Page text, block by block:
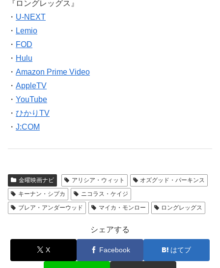
『ロングレッグス』
・ U-NEXT
・ Lemio
・ FOD
・ Hulu
・ Amazon Prime Video
・ AppleTV
・ YouTube
・ ひかりTV
・ J:COM
金曜映画ナビ アリシア・ウィット
オズグッド・パーキンス
キーナン・シプカ
ニコラス・ケイジ
ブレア・アンダーウッド
マイカ・モンロー ロングレッグス
シェアする
X Facebook はてブ